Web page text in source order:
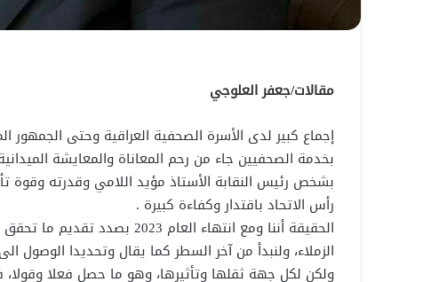
مقالات/جعفر العلوجي
إجماع كبير لدى الأسرة الصحفية العراقية وحتى الجمهور
بخدمة الصحفيين جاء من رحم المعاناة والمعايشة
بشخص رئيس النقابة الأستاذ مؤيد اللامي وقدرته وقوة
رأس الاتحاد باقتدار وكفاءة كبيرة .
الحقيقة أننا ومع انتهاء
الزملاء، ولنبدأ من آخر السطر كما يقال وتحديدا الوصول